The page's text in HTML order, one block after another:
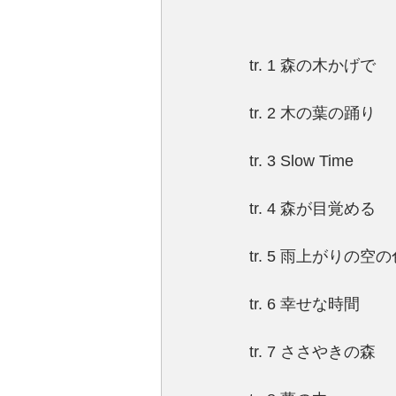
tr. 1 森の木かげで
tr. 2 木の葉の踊り
tr. 3 Slow Time
tr. 4 森が目覚める
tr. 5 雨上がりの空の
tr. 6 幸せな時間
tr. 7 ささやきの森